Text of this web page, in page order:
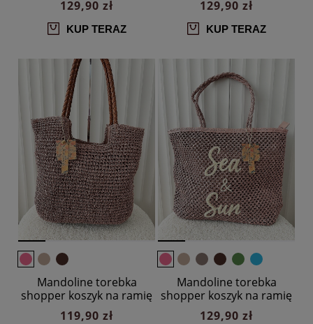
129,90 zł
KUP TERAZ
129,90 zł
KUP TERAZ
Mandoline torebka
shopper koszyk na ramię
różowa
119,90 zł
Mandoline torebka
shopper koszyk na ramię
różowa z napisem
129,90 zł